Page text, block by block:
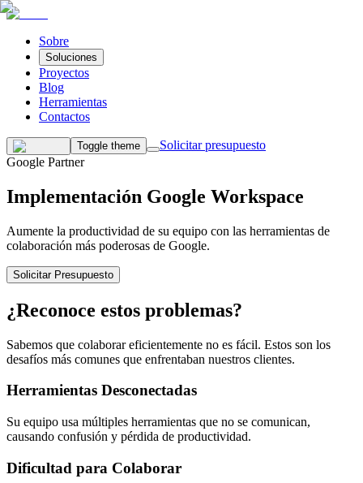
Sobre
Soluciones
Proyectos
Blog
Herramientas
Contactos
Toggle theme
Solicitar presupuesto
Google Partner
Implementación Google Workspace
Aumente la productividad de su equipo con las herramientas de
colaboración más poderosas de Google.
Solicitar Presupuesto
¿Reconoce estos problemas?
Sabemos que colaborar eficientemente no es fácil. Estos son los
desafíos más comunes que enfrentaban nuestros clientes.
Herramientas Desconectadas
Su equipo usa múltiples herramientas que no se comunican,
causando confusión y pérdida de productividad.
Dificultad para Colaborar